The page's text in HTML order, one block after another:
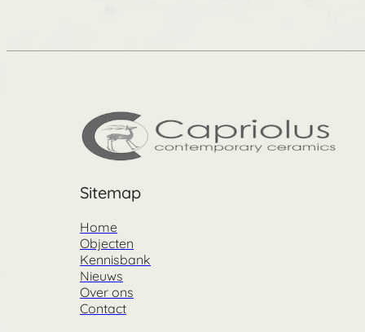
Sitemap
Home
Objecten
Kennisbank
Nieuws
Over ons
Contact